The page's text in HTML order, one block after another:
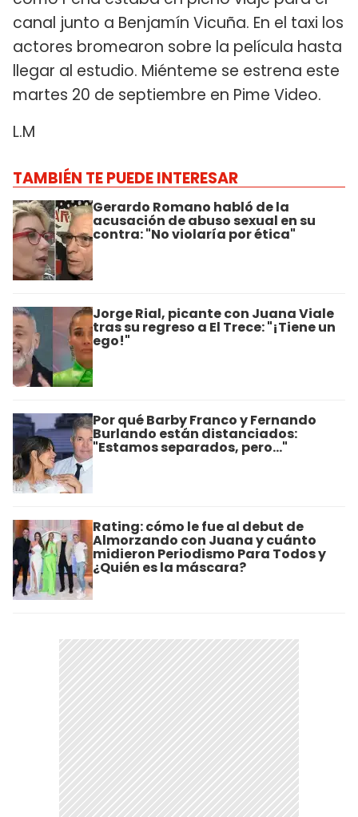
canal junto a Benjamín Vicuña. En el taxi los
actores bromearon sobre la película hasta
llegar al estudio. Miénteme se estrena este
martes 20 de septiembre en Pime Video.
L.M
TAMBIÉN TE PUEDE INTERESAR
Gerardo Romano habló de la
acusación de abuso sexual en su
contra: "No violaría por ética"
Jorge Rial, picante con Juana Viale
tras su regreso a El Trece: "¡Tiene un
ego!"
Por qué Barby Franco y Fernando
Burlando están distanciados:
"Estamos separados, pero..."
Rating: cómo le fue al debut de
Almorzando con Juana y cuánto
midieron Periodismo Para Todos y
¿Quién es la máscara?